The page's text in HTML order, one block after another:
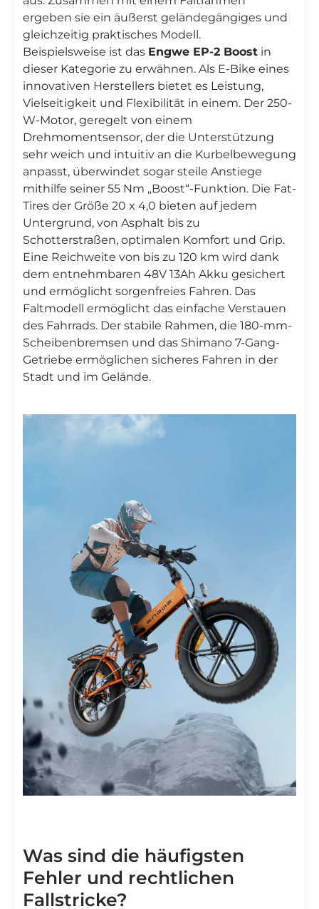
ergeben sie ein äußerst geländegängiges und
gleichzeitig praktisches Modell.
Beispielsweise ist das Engwe EP-2 Boost in
dieser Kategorie zu erwähnen. Als E-Bike eines
innovativen Herstellers bietet es Leistung,
Vielseitigkeit und Flexibilität in einem. Der 250-
W-Motor, geregelt von einem
Drehmomentsensor, der die Unterstützung
sehr weich und intuitiv an die Kurbelbewegung
anpasst, überwindet sogar steile Anstiege
mithilfe seiner 55 Nm „Boost“-Funktion. Die Fat-
Tires der Größe 20 x 4,0 bieten auf jedem
Untergrund, von Asphalt bis zu
Schotterstraßen, optimalen Komfort und Grip.
Eine Reichweite von bis zu 120 km wird dank
dem entnehmbaren 48V 13Ah Akku gesichert
und ermöglicht sorgenfreies Fahren. Das
Faltmodell ermöglicht das einfache Verstauen
des Fahrrads. Der stabile Rahmen, die 180-mm-
Scheibenbremsen und das Shimano 7-Gang-
Getriebe ermöglichen sicheres Fahren in der
Stadt und im Gelände.
Was sind die häufigsten
Fehler und rechtlichen
Fallstricke?